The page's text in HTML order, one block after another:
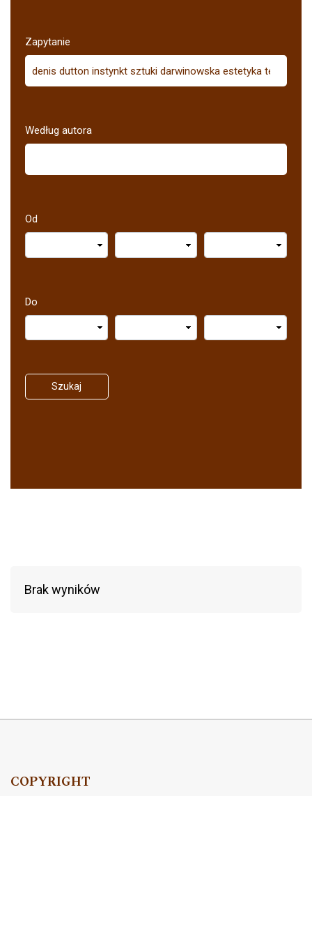
Zapytanie
Według autora
Od
Do
Szukaj
Brak wyników
COPYRIGHT